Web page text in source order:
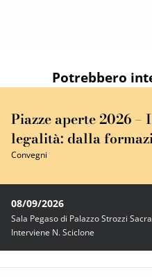
Potrebbero
Piazze aperte 2026
legalità: dalla
Convegni
08/09/2026
Sala Pegaso di Palazzo Strozzi
Interviene N. Sciclone